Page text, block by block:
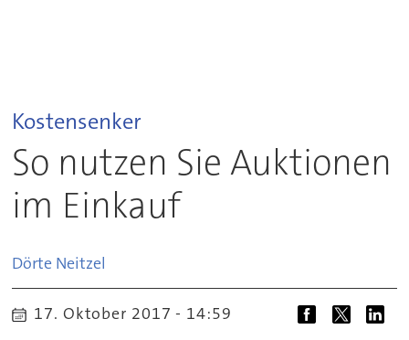
Kostensenker
So nutzen Sie Auktionen
im Einkauf
Dörte Neitzel
17. Oktober 2017 - 14:59